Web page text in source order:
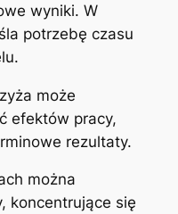
wyniki. W
potrzebę czasu
może
efektów pracy,
rezultaty.
można
koncentrujące się